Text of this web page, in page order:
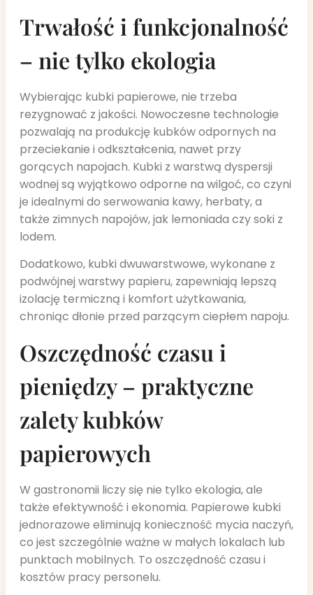
Trwałość i funkcjonalność
– nie tylko ekologia
Wybierając kubki papierowe, nie trzeba
rezygnować z jakości. Nowoczesne technologie
pozwalają na produkcję kubków odpornych na
przeciekanie i odkształcenia, nawet przy
gorących napojach. Kubki z warstwą dyspersji
wodnej są wyjątkowo odporne na wilgoć, co czyni
je idealnymi do serwowania kawy, herbaty, a
także zimnych napojów, jak lemoniada czy soki z
lodem.
Dodatkowo, kubki dwuwarstwowe, wykonane z
podwójnej warstwy papieru, zapewniają lepszą
izolację termiczną i komfort użytkowania,
chroniąc dłonie przed parzącym ciepłem napoju.
Oszczędność czasu i
pieniędzy – praktyczne
zalety kubków
papierowych
W gastronomii liczy się nie tylko ekologia, ale
także efektywność i ekonomia. Papierowe kubki
jednorazowe eliminują konieczność mycia naczyń,
co jest szczególnie ważne w małych lokalach lub
punktach mobilnych. To oszczędność czasu i
kosztów pracy personelu.